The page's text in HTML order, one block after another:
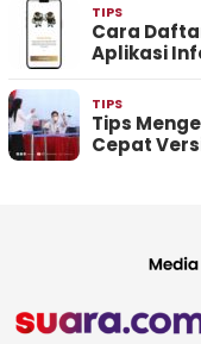
TIPS
Cara
Aplikasi
TIPS
Tips
Cepat